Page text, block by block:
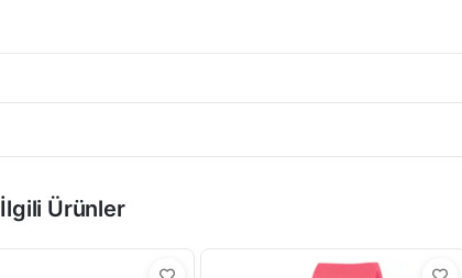
İlgili Ürünler